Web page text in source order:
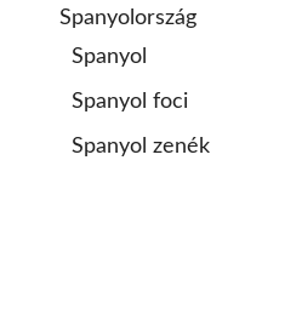
Spanyolország
Spanyol
Spanyol foci
Spanyol zenék